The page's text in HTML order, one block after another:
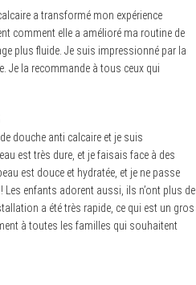
a transformé mon expérience
comment elle a amélioré ma routine de
plus fluide. Je suis impressionné par la
Je la recommande à tous ceux qui
douche anti calcaire et je suis
est très dure, et je faisais face à des
est douce et hydratée, et je ne passe
Les enfants adorent aussi, ils n’ont plus de
a été très rapide, ce qui est un gros
à toutes les familles qui souhaitent